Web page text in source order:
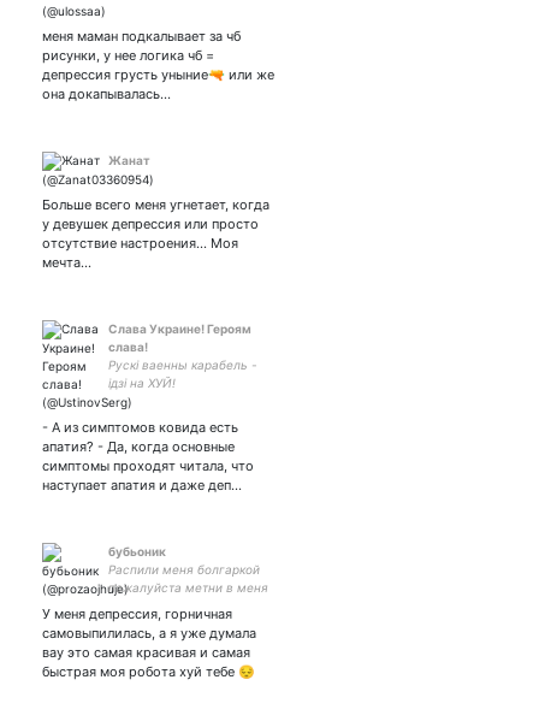
меня маман подкалывает за чб
рисунки, у нее логика чб =
депрессия грусть уныние🔫 или же
она докапывалась…
Жанат
Больше всего меня угнетает, когда
у девушек депрессия или просто
отсутствие настроения... Моя
мечта…
Слава Украине! Героям
слава!
Рускі ваенны карабель -
ідзі на ХУЙ!
- А из симптомов ковида есть
апатия? - Да, когда основные
симптомы проходят читала, что
наступает апатия и даже деп…
бубьоник
Распили меня болгаркой
пожалуйста метни в меня
У меня депрессия, горничная
самовыпилилась, а я уже думала
вау это самая красивая и самая
быстрая моя робота хуй тебе 😔